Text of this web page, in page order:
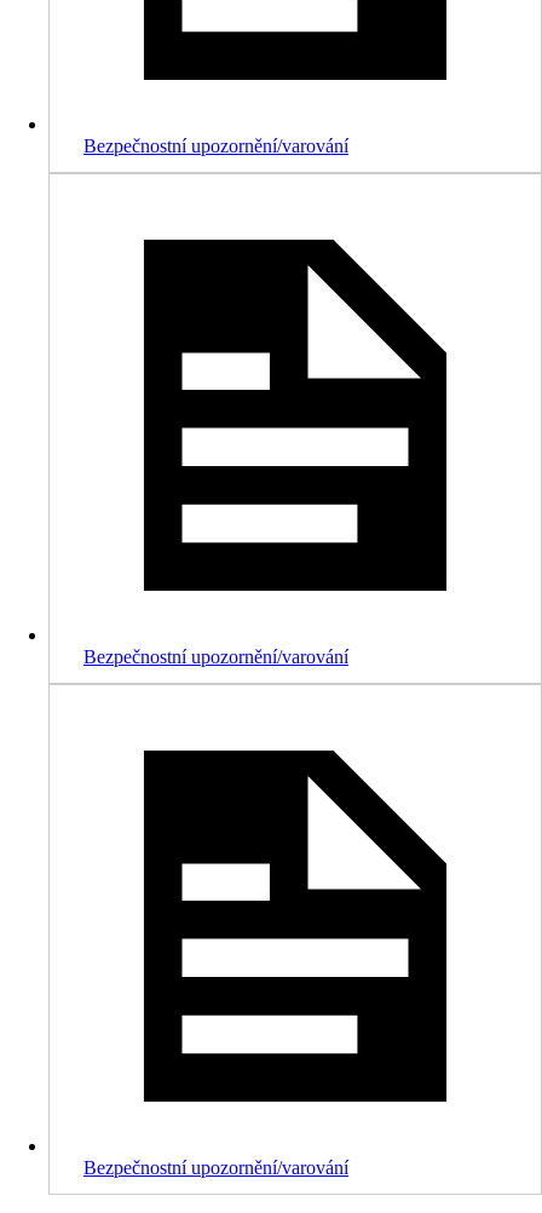
Bezpečnostní upozornění/varování
Bezpečnostní upozornění/varování
Bezpečnostní upozornění/varování